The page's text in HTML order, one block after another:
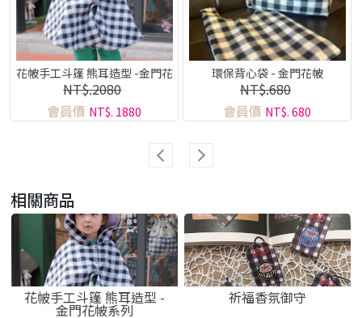
花帔手工斗篷 熊耳造型 -金門花
帔系列
NT$.2080
會員價 NT$. 1880
環保背心袋 - 金門花帔
NT$.680
會員價 NT$. 680
相關商品
花帔手工斗篷 熊耳造型 -
金門花帔系列
祈福香氛御守